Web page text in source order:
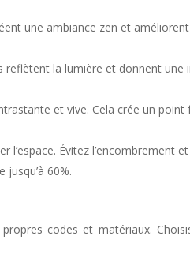
une ambiance zen et améliorent
reflètent la lumière et donnent une
et vive. Cela crée un
Évitez l’encombrement
60%.
codes et matériaux.